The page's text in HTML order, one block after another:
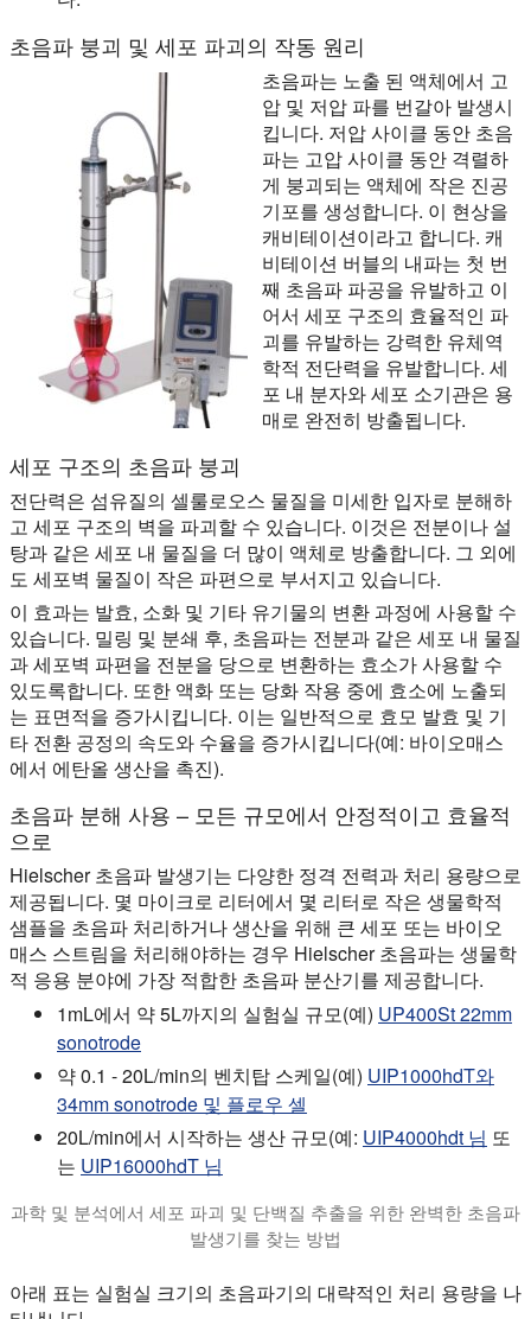
초음파 붕괴 및 세포 파괴의 작동 원리
초음파는 노출 된 액체에서 고
압 및 저압 파를 번갈아 발생시
킵니다. 저압 사이클 동안 초음
파는 고압 사이클 동안 격렬하
게 붕괴되는 액체에 작은 진공
기포를 생성합니다. 이 현상을
캐비테이션이라고 합니다. 캐
비테이션 버블의 내파는 첫 번
째 초음파 파공을 유발하고 이
어서 세포 구조의 효율적인 파
괴를 유발하는 강력한 유체역
학적 전단력을 유발합니다. 세
포 내 분자와 세포 소기관은 용
매로 완전히 방출됩니다.
세포 구조의 초음파 붕괴
전단력은 섬유질의 셀룰로오스 물질을 미세한 입자로 분해하
고 세포 구조의 벽을 파괴할 수 있습니다. 이것은 전분이나 설
탕과 같은 세포 내 물질을 더 많이 액체로 방출합니다. 그 외에
도 세포벽 물질이 작은 파편으로 부서지고 있습니다.
이 효과는 발효, 소화 및 기타 유기물의 변환 과정에 사용할 수
있습니다. 밀링 및 분쇄 후, 초음파는 전분과 같은 세포 내 물질
과 세포벽 파편을 전분을 당으로 변환하는 효소가 사용할 수
있도록합니다. 또한 액화 또는 당화 작용 중에 효소에 노출되
는 표면적을 증가시킵니다. 이는 일반적으로 효모 발효 및 기
타 전환 공정의 속도와 수율을 증가시킵니다(예: 바이오매스
에서 에탄올 생산을 촉진).
초음파 분해 사용 – 모든 규모에서 안정적이고 효율적
으로
Hielscher 초음파 발생기는 다양한 정격 전력과 처리 용량으로
제공됩니다. 몇 마이크로 리터에서 몇 리터로 작은 생물학적
샘플을 초음파 처리하거나 생산을 위해 큰 세포 또는 바이오
매스 스트림을 처리해야하는 경우 Hielscher 초음파는 생물학
적 응용 분야에 가장 적합한 초음파 분산기를 제공합니다.
1mL에서 약 5L까지의 실험실 규모(예) UP400St 22mm
sonotrode
약 0.1 - 20L/min의 벤치탑 스케일(예) UIP1000hdT와
34mm sonotrode 및 플로우 셀
20L/min에서 시작하는 생산 규모(예: UIP4000hdt 님 또
는 UIP16000hdT 님
과학 및 분석에서 세포 파괴 및 단백질 추출을 위한 완벽한 초음파
발생기를 찾는 방법
아래 표는 실험실 크기의 초음파기의 대략적인 처리 용량을 나